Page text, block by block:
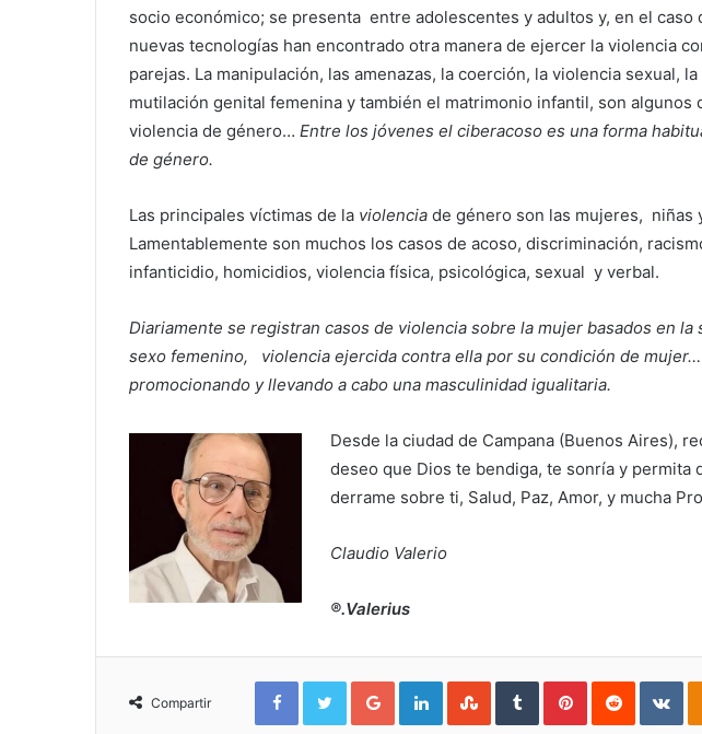
socio económico; se presenta entre adolescentes y adultos y, en el caso
nuevas tecnologías han encontrado otra manera de ejercer la violencia
parejas. La manipulación, las amenazas, la coerción, la violencia sexual,
mutilación genital femenina y también el matrimonio infantil, son algunos
violencia de género… Entre los jóvenes el ciberacoso es una forma
de género.
Las principales víctimas de la violencia de género son las mujeres, niñas
Lamentablemente son muchos los casos de acoso, discriminación,
infanticidio, homicidios, violencia física, psicológica, sexual y verbal.
Diariamente se registran casos de violencia sobre la mujer basados en
sexo femenino, violencia ejercida contra ella por su condición de mujer…
promocionando y llevando a cabo una masculinidad igualitaria.
Desde la ciudad de Campana (Buenos Aires),
deseo que Dios te bendiga, te sonría y permita
derrame sobre ti, Salud, Paz, Amor, y mucha
Claudio Valerio
®.Valerius
Compartir
FacebookTwitterGoogle+LinkedInStumbleUpon
TumblrPinterestReddit